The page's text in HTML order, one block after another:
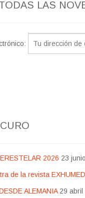
LAS
2026 23
de la revista
ALEMANIA 29 abril